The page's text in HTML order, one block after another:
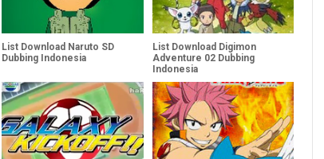
List Download Naruto SD
Dubbing Indonesia
List Download Digimon
Adventure 02 Dubbing
Indonesia